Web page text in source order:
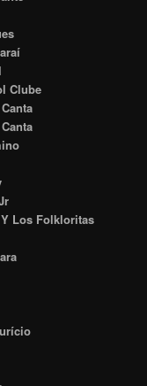
Clube
Los Folkloritas